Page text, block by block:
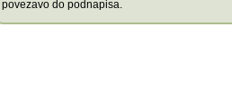
povezavo do podnapisa.